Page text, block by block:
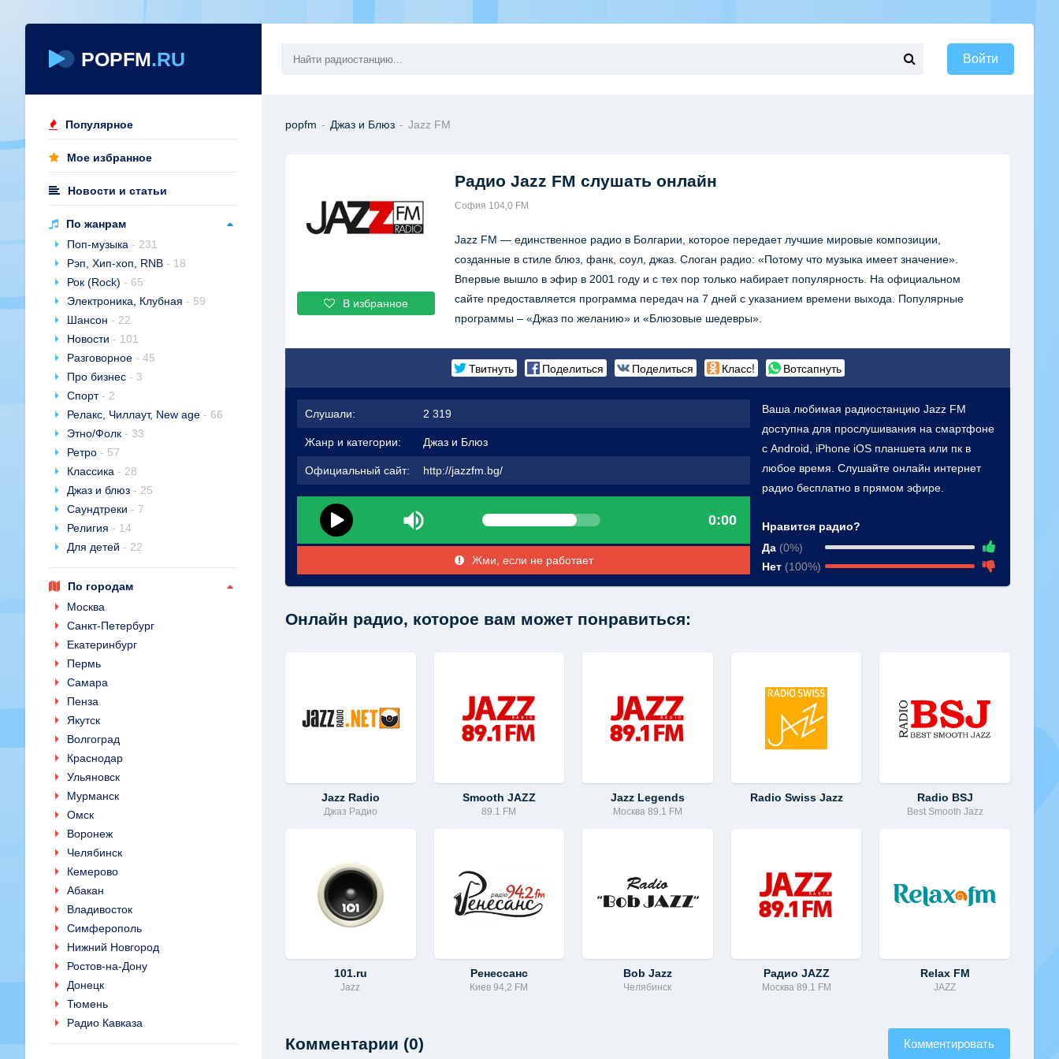
POPFM.RU
Популярное
Мое избранное
Новости и статьи
По жанрам
Поп-музыка - 231
Рэп, Хип-хоп, RNB - 18
Рок (Rock) - 65
Электроника, Клубная - 59
Шансон - 22
Новости - 101
Разговорное - 45
Про бизнес - 3
Спорт- 2
Релакс, Чиллаут, New age - 66
Этно/Фолк - 33
Ретро - 57
Классика - 28
Джаз и блюз - 25
Саундтреки - 7
Религия - 14
Для детей - 22
По городам
Москва
Санкт-Петербург
Екатеринбург
Пермь
Самара
Пенза
Якутск
Волгоград
Краснодар
Ульяновск
Мурманск
Омск
Воронеж
Челябинск
Кемерово
Абакан
Владивосток
Симферополь
Нижний Новгород
Ростов-на-Дону
Донецк
Тюмень
Радио Кавказа
Войти
popfm - Джаз и Блюз - Jazz FM
В избранное
Радио Jazz FM слушать онлайн
София 104,0 FM
Jazz FM — единственное радио в Болгарии, которое передает лучшие мировые композиции,
созданные в стиле блюз, фанк, соул, джаз. Слоган радио: «Потому что музыка имеет значение».
Впервые вышло в эфир в 2001 году и с тех пор только набирает популярность. На официальном
сайте предоставляется программа передач на 7 дней с указанием времени выхода. Популярные
программы – «Джаз по желанию» и «Блюзовые шедевры».
Твитнуть Поделиться Поделиться Класс! Вотсапнуть
Слушали: 2 319
Жанр и категории: Джаз и Блюз
Официальный сайт: http://jazzfm.bg/
0:00
Жми, если не работает
Ваша любимая радиостанцию Jazz FM
доступна для прослушивания на смартфоне
с Android, iPhone iOS планшета или пк в
любое время. Слушайте онлайн интернет
радио бесплатно в прямом эфире.
Нравится радио?
Да (0%)
Нет (100%)
Онлайн радио, которое вам может понравиться:
Jazz Radio
Джаз Радио
Smooth JAZZ
89.1 FM
Jazz Legends
Москва 89.1 FM
Radio Swiss Jazz Radio BSJ
Best Smooth Jazz
101.ru
Jazz
Ренессанс
Киев 94,2 FM
Bob Jazz
Челябинск
Радио JAZZ
Москва 89.1 FM
Relax FM
JAZZ
Комментарии (0) Комментировать